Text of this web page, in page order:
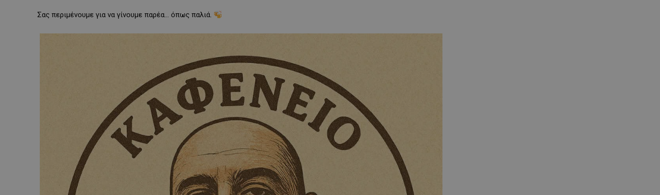
Σας περιμένουμε για να γίνουμε παρέα… όπως παλιά.